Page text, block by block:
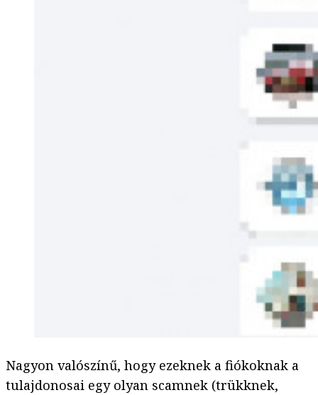
Nagyon valószínű, hogy ezeknek a fiókoknak a
tulajdonosai egy olyan scamnek (trükknek,